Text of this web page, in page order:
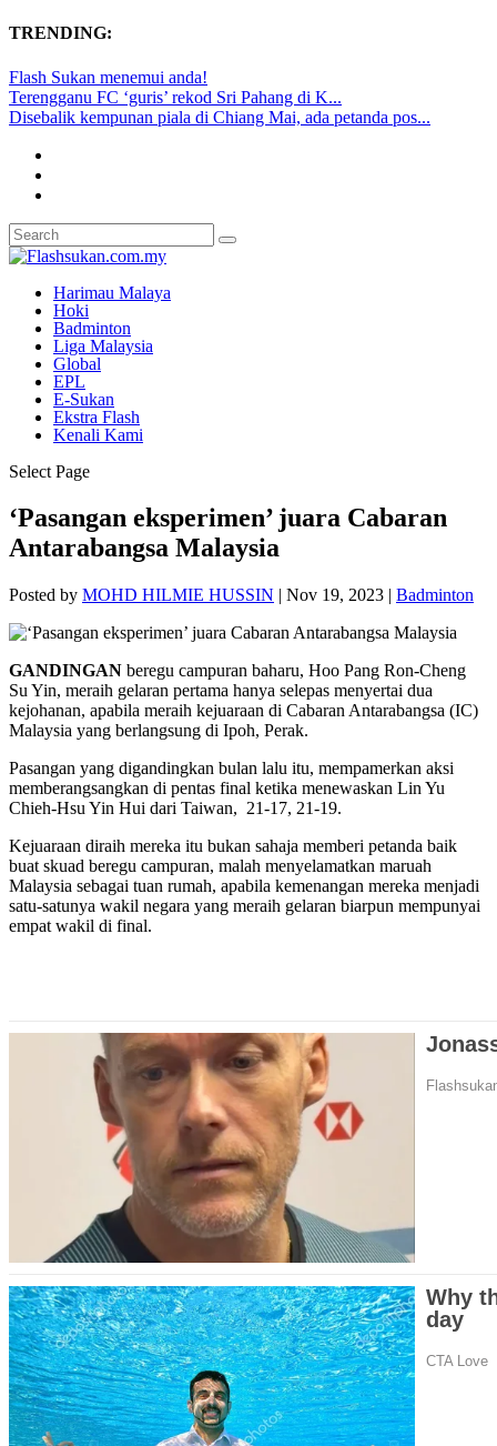
TRENDING:
Flash Sukan menemui anda!
Terengganu FC ‘guris’ rekod Sri Pahang di K...
Disebalik kempunan piala di Chiang Mai, ada petanda pos...
Harimau Malaya
Hoki
Badminton
Liga Malaysia
Global
EPL
E-Sukan
Ekstra Flash
Kenali Kami
Select Page
‘Pasangan eksperimen’ juara Cabaran
Antarabangsa Malaysia
Posted by MOHD HILMIE HUSSIN | Nov 19, 2023 | Badminton
GANDINGAN beregu campuran baharu, Hoo Pang Ron-Cheng
Su Yin, meraih gelaran pertama hanya selepas menyertai dua
kejohanan, apabila meraih kejuaraan di Cabaran Antarabangsa (IC)
Malaysia yang berlangsung di Ipoh, Perak.
Pasangan yang digandingkan bulan lalu itu, mempamerkan aksi
memberangsangkan di pentas final ketika menewaskan Lin Yu
Chieh-Hsu Yin Hui dari Taiwan, 21-17, 21-19.
Kejuaraan diraih mereka itu bukan sahaja memberi petanda baik
buat skuad beregu campuran, malah menyelamatkan maruah
Malaysia sebagai tuan rumah, apabila kemenangan mereka menjadi
satu-satunya wakil negara yang meraih gelaran biarpun mempunyai
empat wakil di final.